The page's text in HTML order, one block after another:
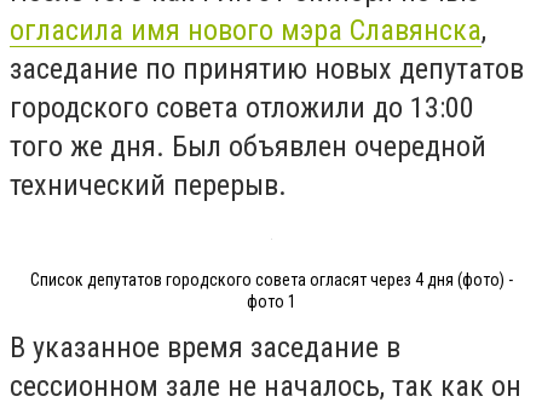
огласила имя нового мэра Славянска,
заседание по принятию новых депутатов
городского совета отложили до 13:00
того же дня. Был объявлен очередной
технический перерыв.
Список депутатов городского совета огласят через 4 дня (фото) -
фото 1
В указанное время заседание в
сессионном зале не началось, так как он